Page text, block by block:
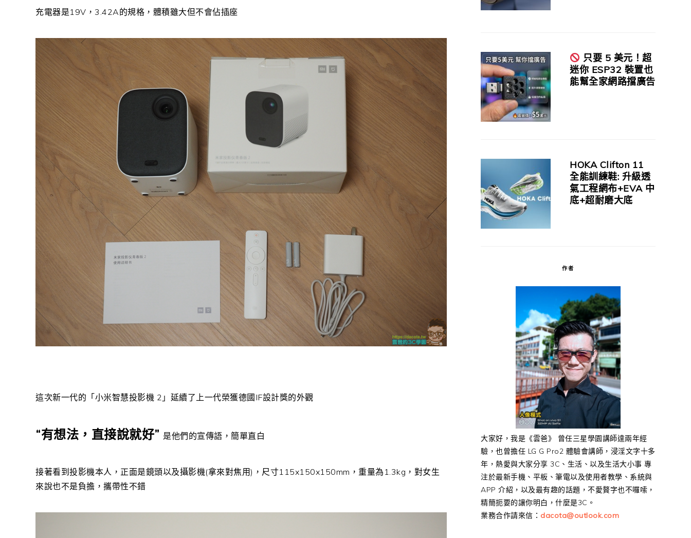
充電器是19V，3.42A的規格，體積雖大但不會佔插座
這次新一代的「小米智慧投影機 2」延續了上一代榮獲德國IF設計獎的外觀
“有想法，直接說就好” 是他們的宣傳語，簡單直白
接著看到投影機本人，正面是鏡頭以及攝影機(拿來對焦用)，尺寸115x150x150mm，重量為1.3kg，對女生
來說也不是負擔，攜帶性不錯
只要 5 美元！超
迷你 ESP32 裝置也
能幫全家網路擋廣告
HOKA Clifton 11
全能訓練鞋: 升級透
氣工程網布+EVA 中
底+超耐磨大底
作者
大家好，我是《雲爸》 曾任三星學園講師達兩年經
驗，也曾擔任 LG G Pro2 體驗會講師，浸淫文字十多
年，熱愛與大家分享 3C、生活、以及生活大小事 專
注於最新手機、平板、筆電以及使用者教學、系統與
APP 介紹，以及最有趣的話題，不愛贅字也不囉嗦，
精簡扼要的讓你明白，什麼是3C。
業務合作請來信： dacota@outlook.com